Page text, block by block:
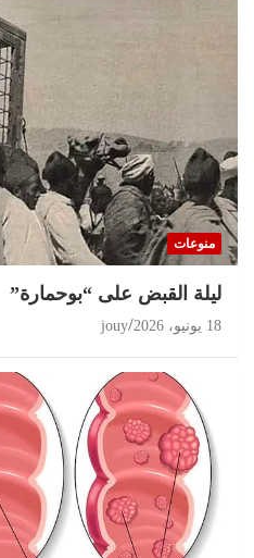
منوعات
ليلة القبض على “بوحمارة”
18 يونيو، 2026 jouy